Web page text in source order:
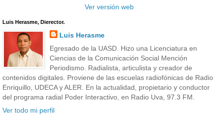
Ver versión web
Luis Herasme, Dierector.
Luis Herasme
Egresado de la UASD. Hizo una Licenciatura en
Ciencias de la Comunicación Social Mención
Periodismo. Radialista, articulista y creador de
contenidos digitales. Proviene de las escuelas radiofónicas de Radio
Enriquillo, UDECA y ALER. En la actualidad, propietario y conductor
del programa radial Poder Interactivo, en Radio Uva, 97.3 FM.
Ver todo mi perfil